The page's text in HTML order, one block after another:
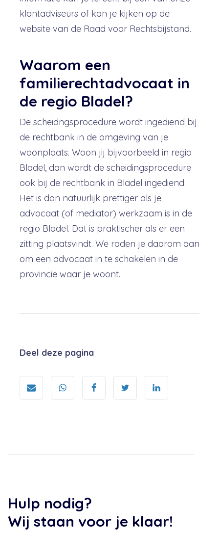
klantadviseurs of kan je kijken op de
website van de Raad voor Rechtsbijstand.
Waarom een
familierechtadvocaat in
de regio Bladel?
De scheidngsprocedure wordt ingediend bij
de rechtbank in de omgeving van je
woonplaats. Woon jij bijvoorbeeld in regio
Bladel, dan wordt de scheidingsprocedure
ook bij de rechtbank in Bladel ingediend.
Het is dan natuurlijk prettiger als je
advocaat (of mediator) werkzaam is in de
regio Bladel. Dat is praktischer als er een
zitting plaatsvindt. We raden je daarom aan
om een advocaat in te schakelen in de
provincie waar je woont.
Deel deze pagina
Hulp nodig?
Wij staan voor je klaar!